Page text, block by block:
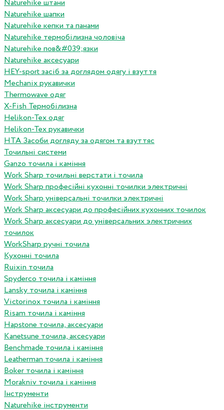
Naturehike штани
Naturehike шапки
Naturehike кепки та панами
Naturehike термобілизна чоловіча
Naturehike пов&#039;язки
Naturehike аксесуари
HEY-sport засіб за доглядом одягу і взуття
Mechanix рукавички
Thermowave одяг
X-Fish Термобілизна
Helikon-Tex одяг
Helikon-Tex рукавички
HTA Засоби догляду за одягом та взуттяс
Точильні системи
Ganzo точила і каміння
Work Sharp точильні верстати і точила
Work Sharp професiйнi кухоннi точилки электричнi
Work Sharp унiверсальнi точилки электричнi
Work Sharp аксесуари до професiйних кухонних точилок
Work Sharp аксесуари до унiверсальних электричних
точилок
WorkSharp ручні точила
Кухонні точила
Ruixin точила
Spyderco точила і каміння
Lansky точила і каміння
Victorinox точила і каміння
Risam точила і каміння
Hapstone точила, аксесуари
Kanetsune точила, аксесуари
Benchmade точила і каміння
Leatherman точила і каміння
Boker точила і каміння
Morakniv точила і каміння
Інструменти
Naturehike інструменти